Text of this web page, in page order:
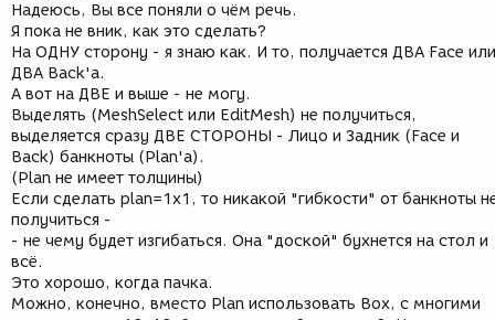
Надеюсь, Вы все поняли о чём речь.
Я пока не вник, как это сделать?
На ОДНУ сторону - я знаю как. И то, получается ДВА Face или
ДВА Back'a.
А вот на ДВЕ и выше - не могу.
Выделять (MeshSelect или EditMesh) не получиться,
выделяется сразу ДВЕ СТОРОНЫ - Лицо и Задник (Face и
Back) банкноты (Plan'a).
(Plan не имеет толщины)
Если сделать plan=1x1, то никакой "гибкости" от банкноты
получиться -
- не чему будет изгибаться. Она "доской" бухнется на стол и
всё.
Это хорошо, когда пачка.
Можно, конечно, вместо Plan использовать Box, с многими